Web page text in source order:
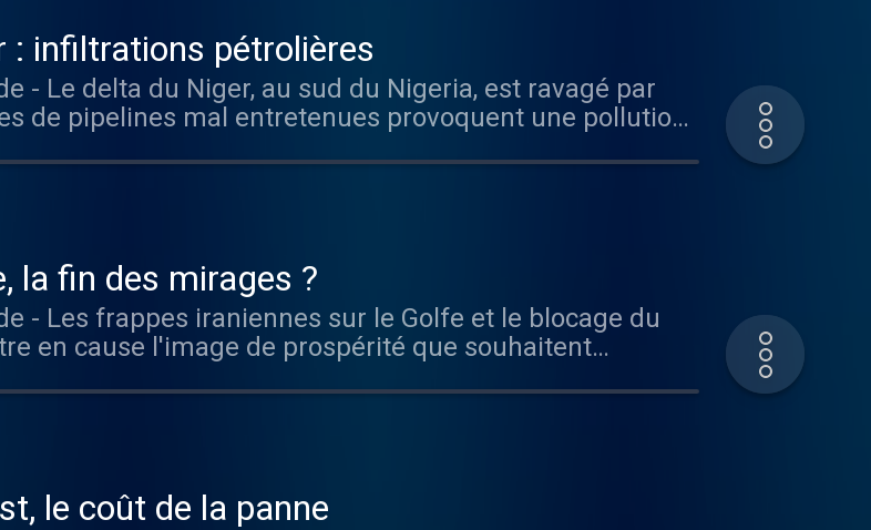
: infiltrations pétrolières
de pipelines mal entretenues provoquent une pollution
dénoncer la mauvaise gouvernance locale et
? Pour écouter tous
la fin des mirages ?
en cause l'image de prospérité que souhaitent
tout en soulignant leur dépendance à la rente des
de l'économie. Vous aimez ce
le coût de la panne